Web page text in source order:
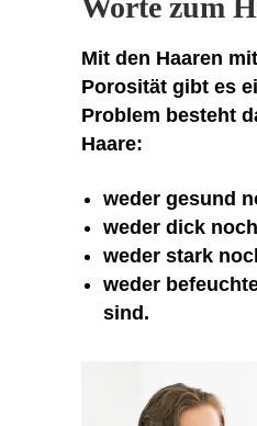
Mit den Haaren
Porosität gibt es
Problem besteht
Haare:
weder gesund
weder dick
weder stark
weder
sind.